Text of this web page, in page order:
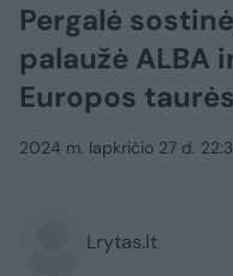
Pergalė
palaužė ALBA
Europos
2024 m. lapkričio 27 d.
Lrytas.lt